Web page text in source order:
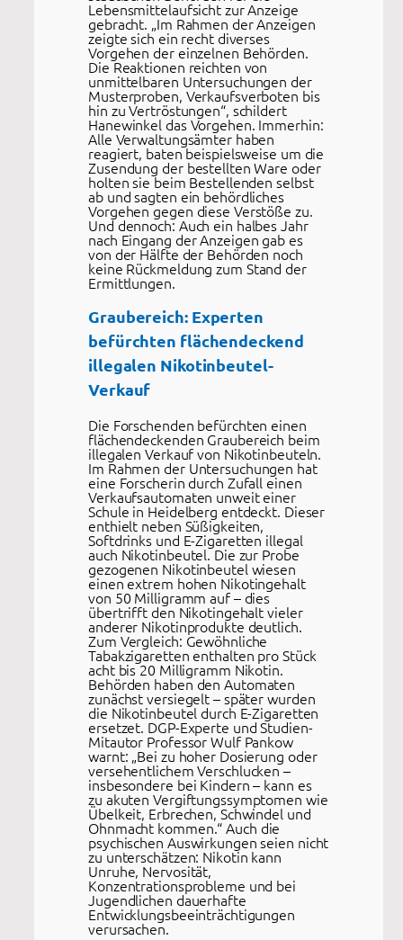
Lebensmittelaufsicht zur Anzeige
gebracht. „Im Rahmen der Anzeigen
zeigte sich ein recht diverses
Vorgehen der einzelnen Behörden.
Die Reaktionen reichten von
unmittelbaren Untersuchungen der
Musterproben, Verkaufsverboten bis
hin zu Vertröstungen“, schildert
Hanewinkel das Vorgehen. Immerhin:
Alle Verwaltungsämter haben
reagiert, baten beispielsweise um die
Zusendung der bestellten Ware oder
holten sie beim Bestellenden selbst
ab und sagten ein behördliches
Vorgehen gegen diese Verstöße zu.
Und dennoch: Auch ein halbes Jahr
nach Eingang der Anzeigen gab es
von der Hälfte der Behörden noch
keine Rückmeldung zum Stand der
Ermittlungen.
Graubereich: Experten
befürchten flächendeckend
illegalen Nikotinbeutel-
Verkauf
Die Forschenden befürchten einen
flächendeckenden Graubereich beim
illegalen Verkauf von Nikotinbeuteln.
Im Rahmen der Untersuchungen hat
eine Forscherin durch Zufall einen
Verkaufsautomaten unweit einer
Schule in Heidelberg entdeckt. Dieser
enthielt neben Süßigkeiten,
Softdrinks und E-Zigaretten illegal
auch Nikotinbeutel. Die zur Probe
gezogenen Nikotinbeutel wiesen
einen extrem hohen Nikotingehalt
von 50 Milligramm auf – dies
übertrifft den Nikotingehalt vieler
anderer Nikotinprodukte deutlich.
Zum Vergleich: Gewöhnliche
Tabakzigaretten enthalten pro Stück
acht bis 20 Milligramm Nikotin.
Behörden haben den Automaten
zunächst versiegelt – später wurden
die Nikotinbeutel durch E-Zigaretten
ersetzet. DGP-Experte und Studien-
Mitautor Professor Wulf Pankow
warnt: „Bei zu hoher Dosierung oder
versehentlichem Verschlucken –
insbesondere bei Kindern – kann es
zu akuten Vergiftungssymptomen wie
Übelkeit, Erbrechen, Schwindel und
Ohnmacht kommen.“ Auch die
psychischen Auswirkungen seien nicht
zu unterschätzen: Nikotin kann
Unruhe, Nervosität,
Konzentrationsprobleme und bei
Jugendlichen dauerhafte
Entwicklungsbeeinträchtigungen
verursachen.